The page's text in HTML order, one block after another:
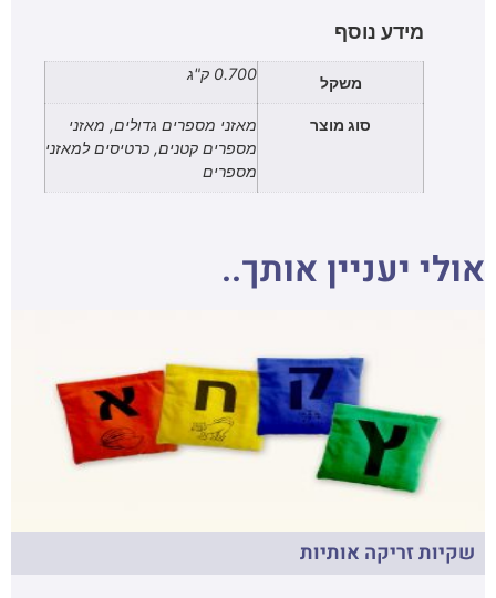
מידע נוסף
משקל 0.700 ק"ג
סוג מוצר
מאזני מספרים גדולים, מאזני
מספרים קטנים, כרטיסים למאזני
מספרים
אולי יעניין אותך..
שקיות זריקה אותיות